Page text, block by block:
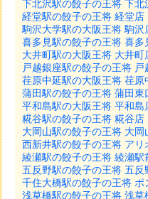
下北沢駅の餃子の王将 下北
経堂駅の餃子の王将 経堂店
駒沢大学駅の大阪王将 駒沢
喜多見駅の餃子の王将 喜多
大井町駅の大阪王将 大井町
戸越銀座駅の餃子の王将 戸
荏原中延駅の大阪王将 荏原
蒲田駅の餃子の王将 蒲田東
平和島駅の大阪王将 平和島
糀谷駅の餃子の王将 糀谷店
大岡山駅の餃子の王将 大岡
西新井駅の餃子の王将 アリ
綾瀬駅の餃子の王将 綾瀬駅
五反野駅の餃子の王将 五反
千住大橋駅の餃子の王将 ポ
浅草橋駅の餃子の王将 浅草